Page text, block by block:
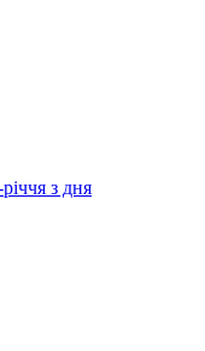
з дня